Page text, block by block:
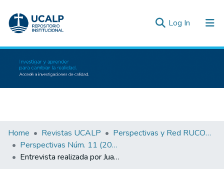
Log In (current)
Inicio
Home Revistas UCALP
Perspectivas y Red RUCOC: Revistas de la Facultad de Derecho y Ciencias Políticas
Perspectivas Núm. 11 (2024)
Entrevista realizada por Juan Pablo Zabala al senador por la provincia de Buenos Aires, Marcelo Leguizamón